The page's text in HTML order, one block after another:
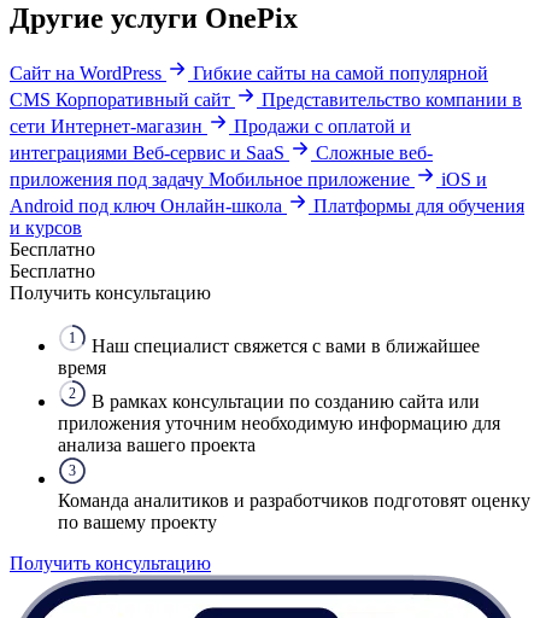
Другие услуги OnePix
Сайт на WordPress
Гибкие сайты на самой популярной
CMS Корпоративный сайт
Представительство компании в
сети Интернет-магазин
Продажи с оплатой и
интеграциями Веб-сервис и SaaS
Сложные веб-
приложения под задачу Мобильное приложение
iOS и
Android под ключ Онлайн-школа
Платформы для обучения
и курсов
Бесплатно
Бесплатно
Получить консультацию
1
Наш специалист свяжется с вами в ближайшее
время
2
В рамках консультации по созданию сайта или
приложения уточним необходимую информацию для
анализа вашего проекта
3
Команда аналитиков и разработчиков подготовят оценку
по вашему проекту
Получить консультацию